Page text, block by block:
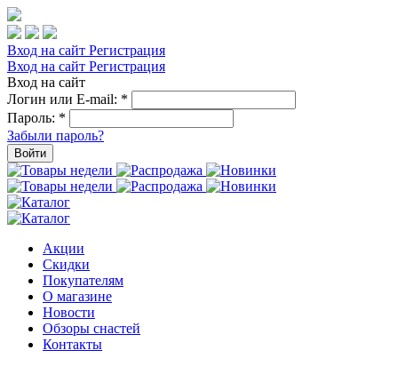
Вход на сайт Регистрация
Вход на сайт Регистрация
Вход на сайт
Логин или E-mail: *
Пароль: *
Забыли пароль?
Войти
Акции
Скидки
Покупателям
О магазине
Новости
Обзоры снастей
Контакты